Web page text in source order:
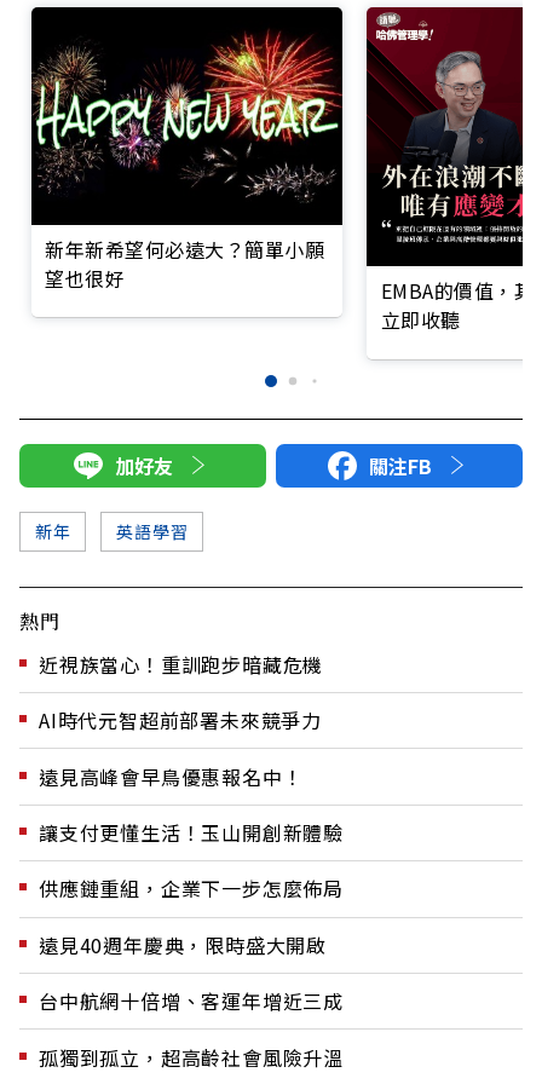
新年新希望何必遠大？簡單小願
望也很好
EMBA的價值，
立即收聽
加好友 關注FB
新年 英語學習
熱門
近視族當心！重訓跑步暗藏危機
AI時代元智超前部署未來競爭力
遠見高峰會早鳥優惠報名中！
讓支付更懂生活！玉山開創新體驗
供應鏈重組，企業下一步怎麼佈局
遠見40週年慶典，限時盛大開啟
台中航網十倍增、客運年增近三成
孤獨到孤立，超高齡社會風險升溫